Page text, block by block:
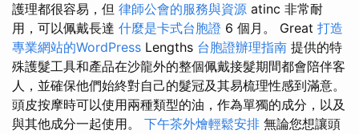
護理都很容易，但 律師公會的服務與資源 atinc 非常耐
用，可以佩戴長達 什麼是卡式台胞證 6 個月。 Great 打造
專業網站的WordPress Lengths 台胞證辦理指南 提供的特
殊護髮工具和產品在沙龍外的整個佩戴接髮期間都會陪伴客
人，並確保他們始終對自己的髮冠及其易梳理性感到滿意。
頭皮按摩時可以使用兩種類型的油，作為單獨的成分，以及
與其他成分一起使用。 下午茶外燴輕鬆安排 無論您想讓頭